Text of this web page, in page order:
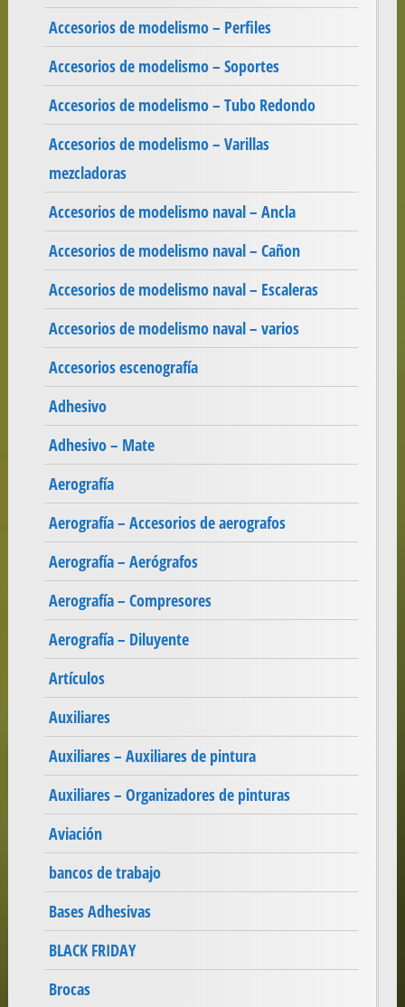
Accesorios de modelismo – Perfiles
Accesorios de modelismo – Soportes
Accesorios de modelismo – Tubo Redondo
Accesorios de modelismo – Varillas
mezcladoras
Accesorios de modelismo naval – Ancla
Accesorios de modelismo naval – Cañon
Accesorios de modelismo naval – Escaleras
Accesorios de modelismo naval – varios
Accesorios escenografía
Adhesivo
Adhesivo – Mate
Aerografía
Aerografía – Accesorios de aerografos
Aerografía – Aerógrafos
Aerografía – Compresores
Aerografía – Diluyente
Artículos
Auxiliares
Auxiliares – Auxiliares de pintura
Auxiliares – Organizadores de pinturas
Aviación
bancos de trabajo
Bases Adhesivas
BLACK FRIDAY
Brocas